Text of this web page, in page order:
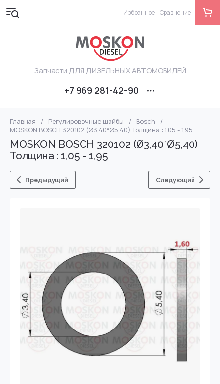
Запчасти ДЛЯ ДИЗЕЛЬНЫХ АВТОМОБИЛЕЙ
+7 969 281-42-90
Избранное Сравнение
Главная / Регулировочные шайбы / Bosch
/
MOSKON BOSCH 320102 (Ø3,40*Ø5,40) Толщина : 1,05 - 1,95
MOSKON BOSCH 320102 (Ø3,40*Ø5,40)
Толщина : 1,05 - 1,95
Предыдущий Следующий